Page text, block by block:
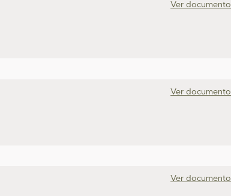
Ver documento
Ver documento
Ver documento